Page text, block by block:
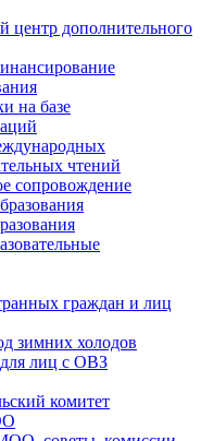
дополнительного
на базе
чтений
сопровождение
граждан и лиц
зимних холодов
для лиц с ОВЗ
комитет